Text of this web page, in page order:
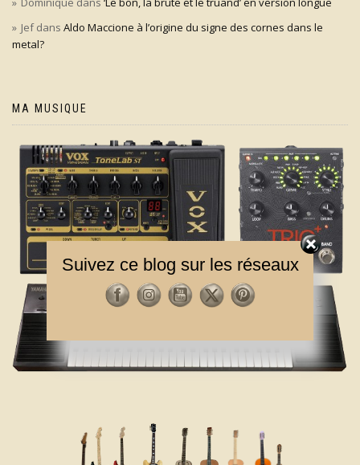
Jefdans Aldo Maccione à l’origine du signe des cornes dans le
metal?
MA MUSIQUE
Suivez ce blog sur les réseaux